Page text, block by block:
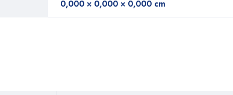
0,000 × 0,000 × 0,000 cm